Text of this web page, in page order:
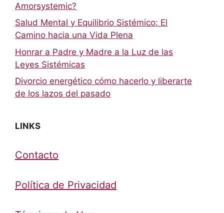
Amorsystemic?
Salud Mental y Equilibrio Sistémico: El
Camino hacia una Vida Plena
Honrar a Padre y Madre a la Luz de las
Leyes Sistémicas
Divorcio energético cómo hacerlo y liberarte
de los lazos del pasado
LINKS
Contacto
Política de Privacidad